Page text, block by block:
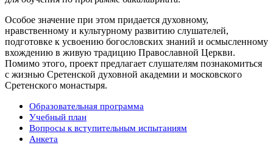
Особое значение при этом придается духовному,
нравственному и культурному развитию слушателей,
подготовке к усвоению богословских знаний и осмысленному
вхождению в живую традицию Православной Церкви.
Помимо этого, проект предлагает слушателям познакомиться
с жизнью Сретенской духовной академии и московского
Сретенского монастыря.
Образовательная программа
Учебный план
Вопросы к вступительным испытаниям
Анкета